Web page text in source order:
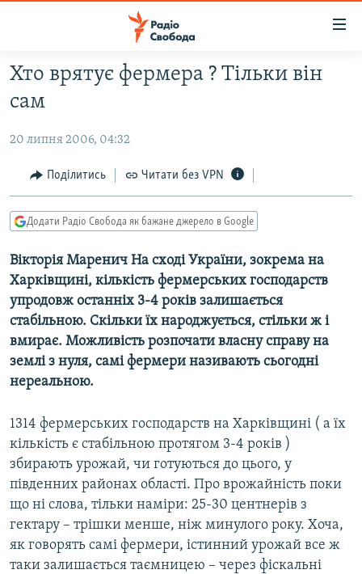
Перейти
до
основного
Перейти
основної
Перейти
пошуку
РАДІО СВОБОДА – 70 РОКІВ
СТАТТІ
ПОЛІТИКА
СУСПІЛЬСТВО
КУЛЬТУРА
СПОРТ
УКРАЇНА
СВІТ
ВІЙНА
ДОНБАС.РЕАЛІЇ
КРИМ.РЕАЛІЇ
ТИ ЯК?
СХЕМИ
КИТАЙ.ВИКЛИКИ
МУЛЬТИМЕДІА
СПЕЦПРОЄКТИ
ПОДКАСТИ
КРИМ РЕАЛІЇ
РУС
УКР
Хто врятує фермера ? Тільки він
сам
20 липня 2006, 04:32
Поділитись Читати без VPN
Додати Радіо Свобода як бажане джерело в Google
Вікторія Маренич На сході України, зокрема на
Харківщині, кількість фермерських господарств
упродовж останніх 3-4 років залишається
стабільною. Скільки їх народжується, стільки ж і
вмирає. Можливість розпочати власну справу на
землі з нуля, самі фермери називають сьогодні
нереальною.
1314 фермерських господарств на Харківщині ( а їх
кількість є стабільною протягом 3-4 років )
збирають урожай, чи готуються до цього, у
південних районах області. Про врожайність поки
що ні слова, тільки наміри: 25-30 центнерів з
гектару – трішки менше, ніж минулого року. Хоча,
як говорять самі фермери, істинний урожай все ж
таки залишається таємницею – через фіскальні